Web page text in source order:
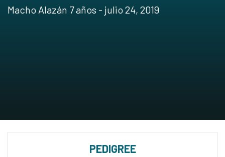
Macho Alazán 7 años - julio 24, 2019
PEDIGREE